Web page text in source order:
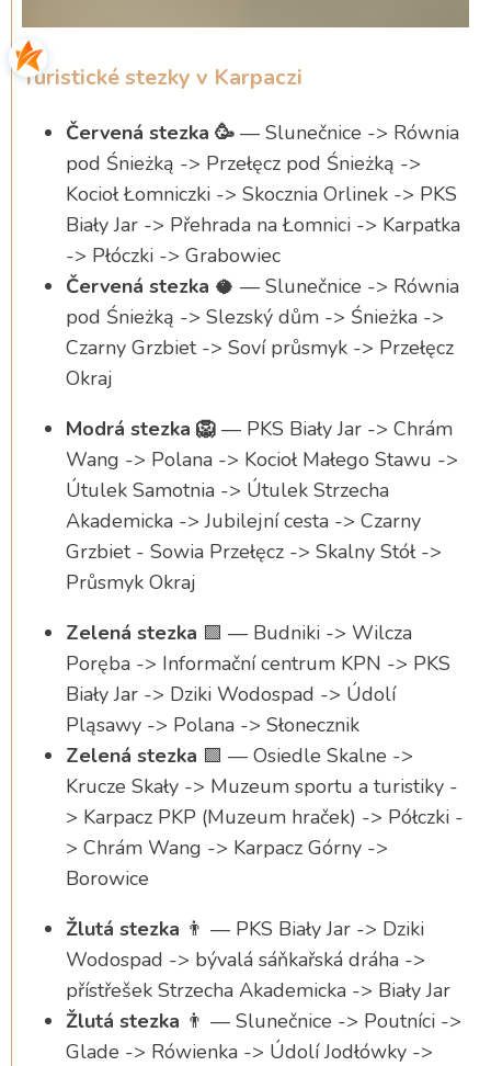
Turistické stezky v Karpaczi
Červená stezka 🥳 — Slunečnice -> Równia
pod Śnieżką -> Przełęcz pod Śnieżką ->
Kocioł Łomniczki -> Skocznia Orlinek -> PKS
Biały Jar -> Přehrada na Łomnici -> Karpatka
-> Płóczki -> Grabowiec
Červená stezka 🥥 — Slunečnice -> Równia
pod Śnieżką -> Slezský dům -> Śnieżka ->
Czarny Grzbiet -> Soví průsmyk -> Przełęcz
Okraj
Modrá stezka 🦁 — PKS Biały Jar -> Chrám
Wang -> Polana -> Kocioł Małego Stawu ->
Útulek Samotnia -> Útulek Strzecha
Akademicka -> Jubilejní cesta -> Czarny
Grzbiet - Sowia Przełęcz -> Skalny Stół ->
Průsmyk Okraj
Zelená stezka 🟩 — Budniki -> Wilcza
Poręba -> Informační centrum KPN -> PKS
Biały Jar -> Dziki Wodospad -> Údolí
Pląsawy -> Polana -> Słonecznik
Zelená stezka 🟩 — Osiedle Skalne ->
Krucze Skały -> Muzeum sportu a turistiky -
> Karpacz PKP (Muzeum hraček) -> Półczki -
> Chrám Wang -> Karpacz Górny ->
Borowice
Žlutá stezka 👨 — PKS Biały Jar -> Dziki
Wodospad -> bývalá sáňkařská dráha ->
přístřešek Strzecha Akademicka -> Biały Jar
Žlutá stezka 👨 — Slunečnice -> Poutníci ->
Glade -> Rówienka -> Údolí Jodłówky ->